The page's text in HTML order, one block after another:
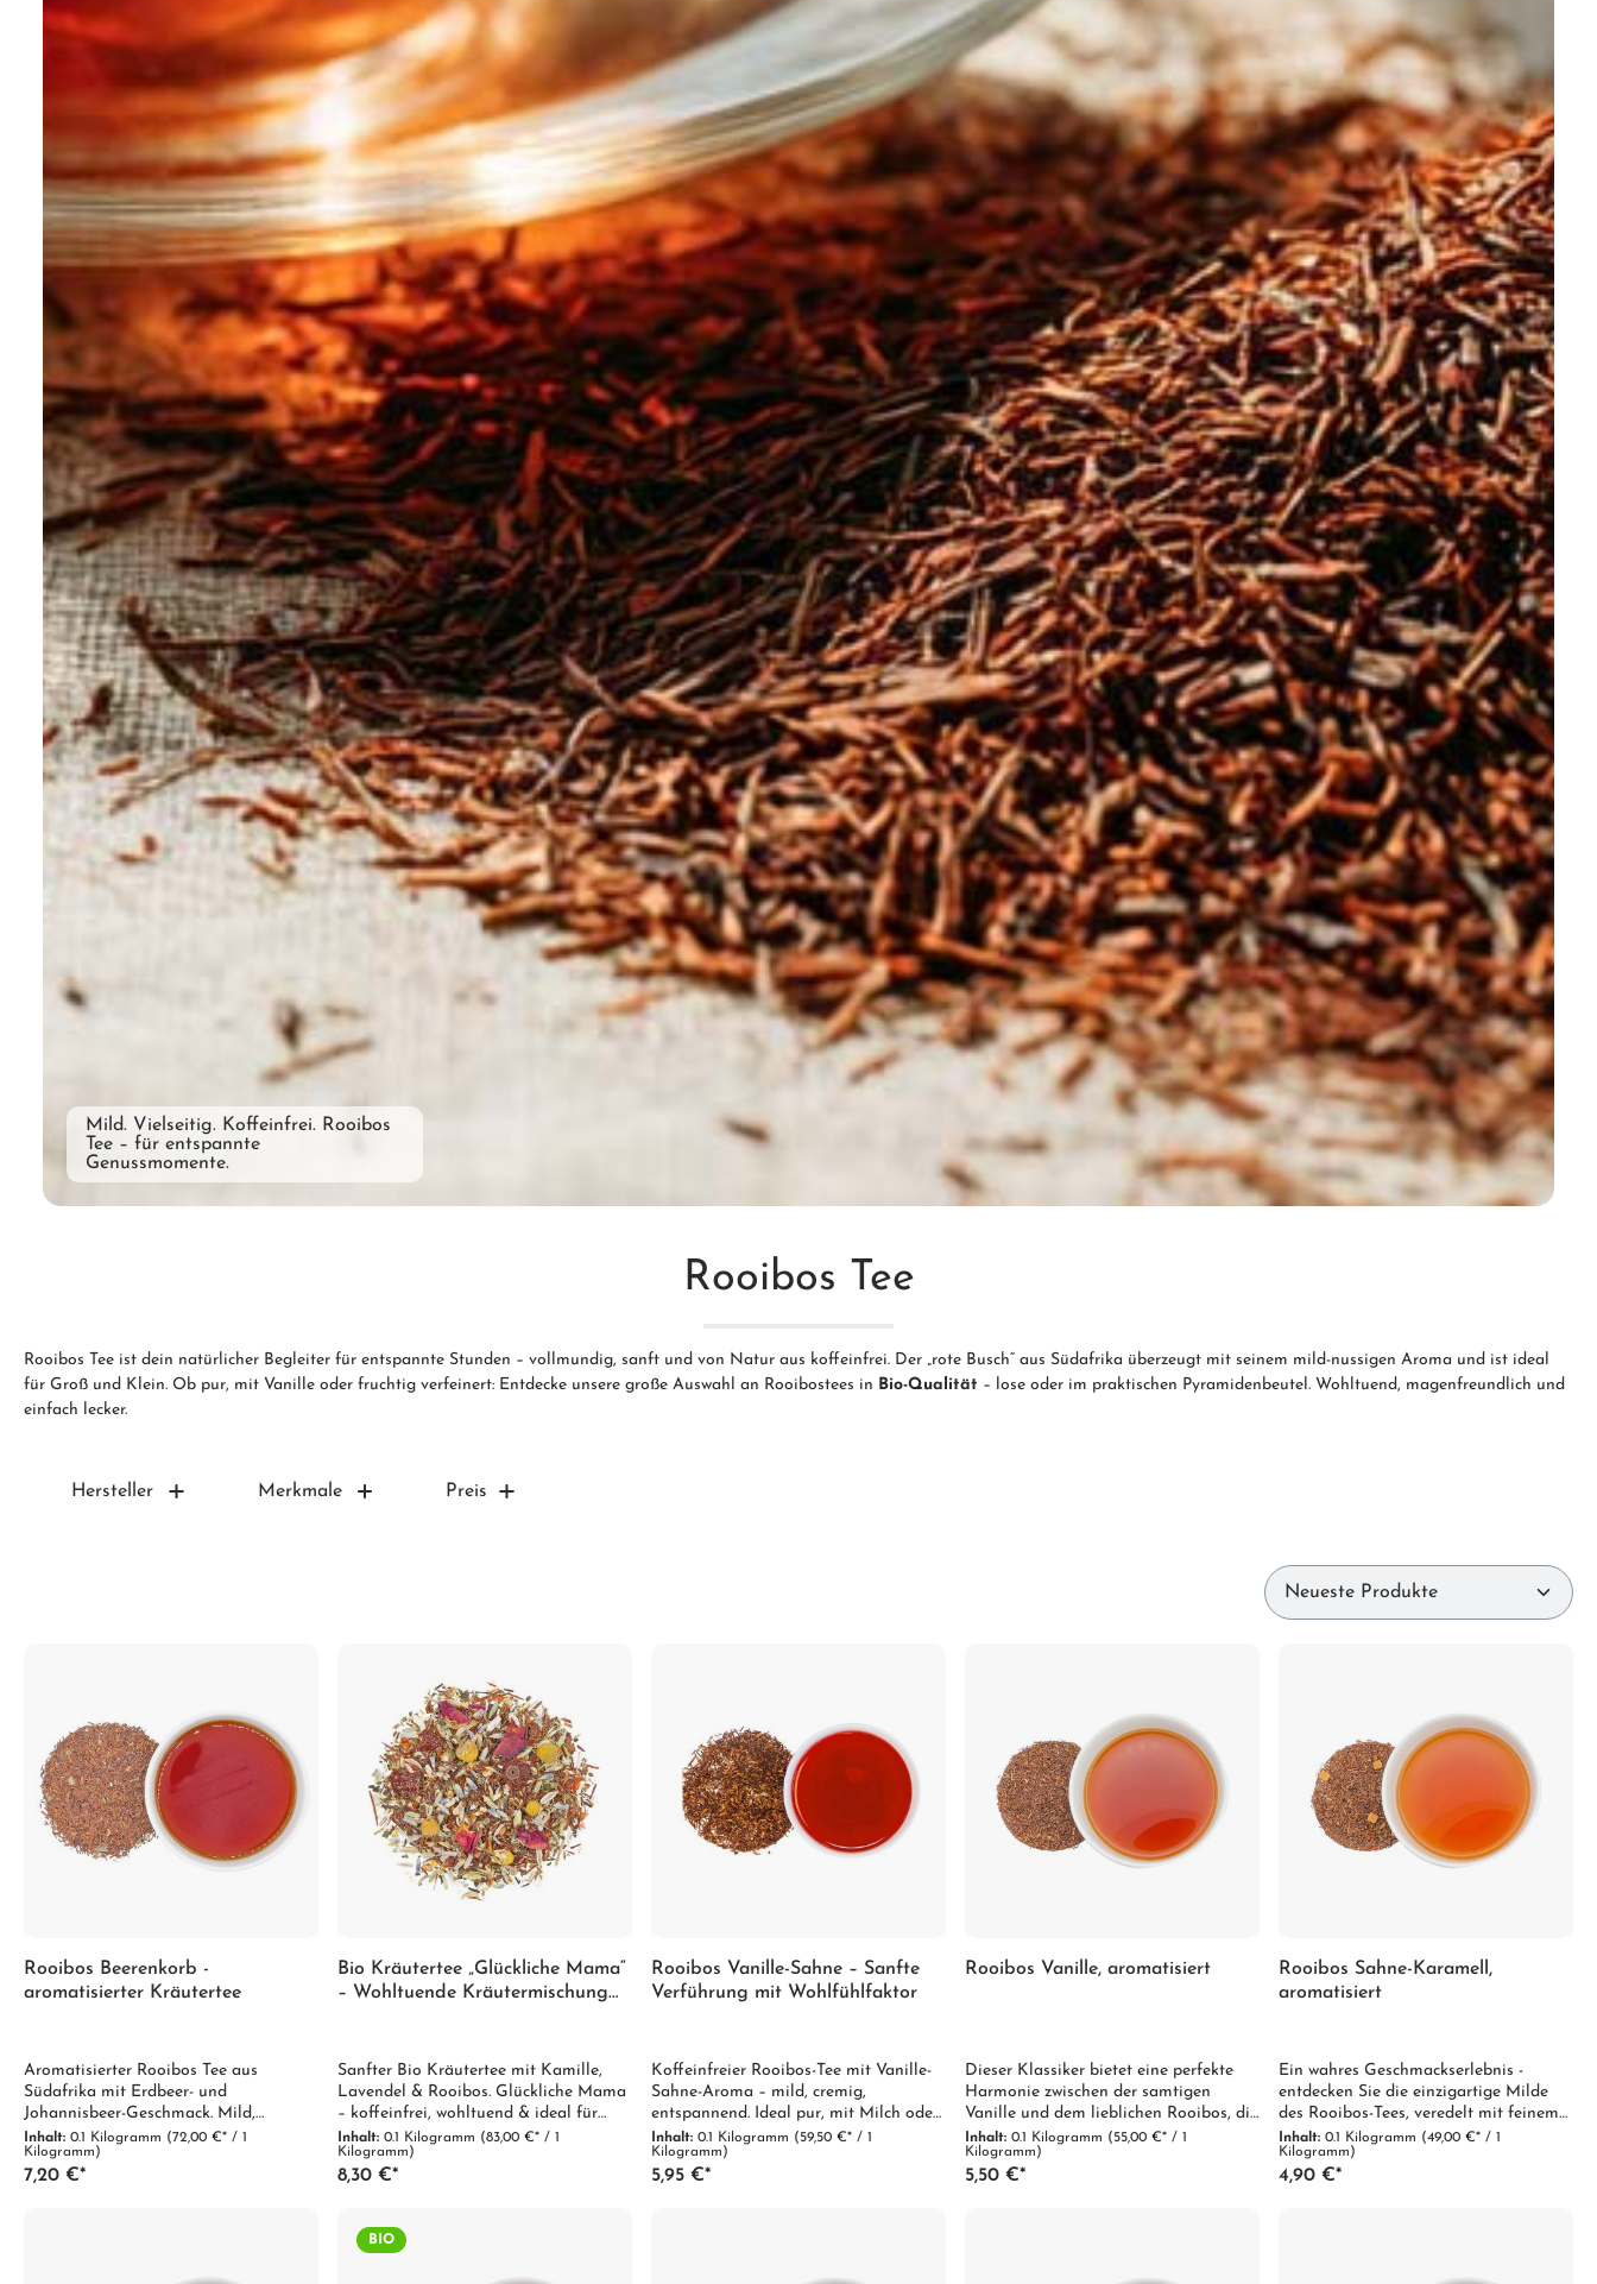
Mild. Vielseitig. Koffeinfrei. Rooibos
Tee – für entspannte
Genussmomente.
Rooibos Tee
Rooibos Tee ist dein natürlicher Begleiter für entspannte Stunden – vollmundig, sanft und von Natur aus koffeinfrei. Der „rote Busch“ aus Südafrika überzeugt mit seinem mild-nussigen Aroma und ist ideal
für Groß und Klein. Ob pur, mit Vanille oder fruchtig verfeinert: Entdecke unsere große Auswahl an Rooibostees in Bio-Qualität – lose oder im praktischen Pyramidenbeutel. Wohltuend, magenfreundlich und
einfach lecker.
Hersteller Merkmale Preis
Rooibos Beerenkorb -
aromatisierter Kräutertee
Aromatisierter Rooibos Tee aus
Südafrika mit Erdbeer- und
Johannisbeer-Geschmack. Mild,
koffeinfrei und fruchtig – ein
sommerlicher Kräutertee für jeden Tag.
Inhalt: 0.1 Kilogramm (72,00 €* / 1
Kilogramm)
7,20 €*
Bio Kräutertee „Glückliche Mama“
– Wohltuende Kräutermischung
Sanfter Bio Kräutertee mit Kamille,
Lavendel & Rooibos. Glückliche Mama
– koffeinfrei, wohltuend & ideal für
entspannte Auszeiten.
Inhalt: 0.1 Kilogramm (83,00 €* / 1
Kilogramm)
8,30 €*
Rooibos Vanille-Sahne – Sanfte
Verführung mit Wohlfühlfaktor
Koffeinfreier Rooibos-Tee mit Vanille-
Sahne-Aroma – mild, cremig,
entspannend. Ideal pur, mit Milch oder
Honig. Jetzt entdecken und genießen!
Inhalt: 0.1 Kilogramm (59,50 €* / 1
Kilogramm)
5,95 €*
Rooibos Vanille, aromatisiert
Dieser Klassiker bietet eine perfekte
Harmonie zwischen der samtigen
Vanille und dem lieblichen Rooibos, die
Charme, Wärme und Eleganz
vermittelt.
Inhalt: 0.1 Kilogramm (55,00 €* / 1
Kilogramm)
5,50 €*
Rooibos Sahne-Karamell,
aromatisiert
Ein wahres Geschmackserlebnis -
entdecken Sie die einzigartige Milde
des Rooibos-Tees, veredelt mit feinem
Sahne- und cremigem
Karamellgeschmack.
Inhalt: 0.1 Kilogramm (49,00 €* / 1
Kilogramm)
4,90 €*
BIO